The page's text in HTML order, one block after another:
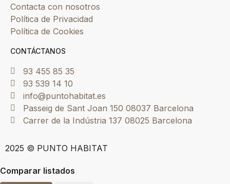
Contacta con nosotros
Política de Privacidad
Política de Cookies
CONTÁCTANOS
93 455 85 35
93 539 14 10
info@puntohabitat.es
Passeig de Sant Joan 150 08037 Barcelona
Carrer de la Indústria 137 08025 Barcelona
2025 © PUNTO HABITAT
Comparar listados